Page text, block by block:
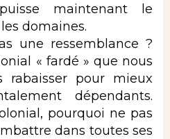
maintenant le
domaines.
une ressemblance ?
« fardé » que nous
rabaisser pour mieux
dépendants.
pourquoi ne pas
dans toutes ses